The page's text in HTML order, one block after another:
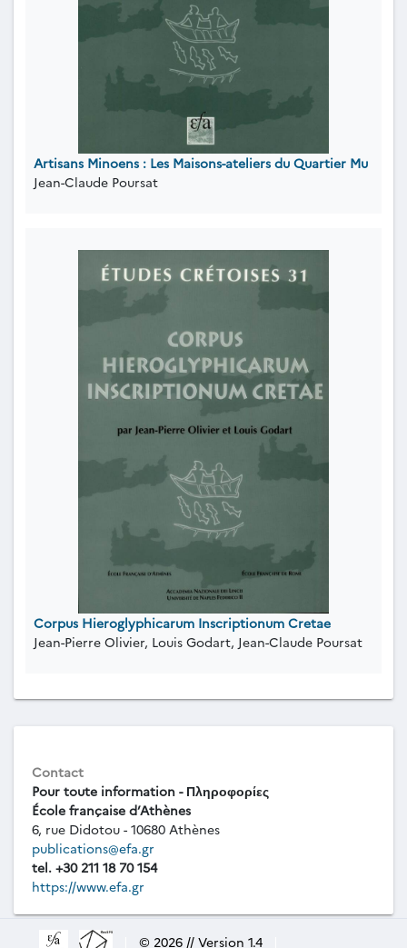
Artisans Minoens : Les Maisons-ateliers du Quartier Mu
Jean-Claude Poursat
Corpus Hieroglyphicarum Inscriptionum Cretae
Jean-Pierre Olivier, Louis Godart, Jean-Claude Poursat
Contact
Pour toute information - Πληροφορίες
École française d’Athènes
6, rue Didotou - 10680 Athènes
publications@efa.gr
tel. +30 211 18 70 154
https://www.efa.gr
© 2026 // Version 1.4